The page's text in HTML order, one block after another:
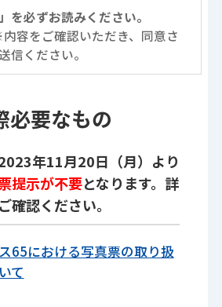
」を必ずお読みください。
容をご確認いただき、同意さ
信ください。
必要なもの
年11月20日（月）より
提示が不要となります。詳
確認ください。
65における写真票の取り扱
て